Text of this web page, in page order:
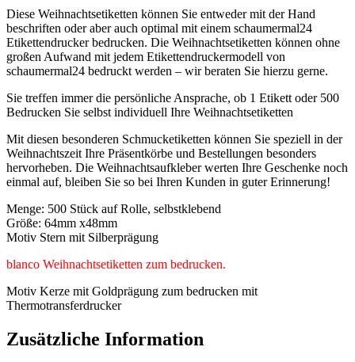
Diese Weihnachtsetiketten können Sie entweder mit der Hand
beschriften oder aber auch optimal mit einem schaumermal24
Etikettendrucker bedrucken. Die Weihnachtsetiketten können ohne
großen Aufwand mit jedem Etikettendruckermodell von
schaumermal24 bedruckt werden – wir beraten Sie hierzu gerne.
Sie treffen immer die persönliche Ansprache, ob 1 Etikett oder 500
Bedrucken Sie selbst individuell Ihre Weihnachtsetiketten
Mit diesen besonderen Schmucketiketten können Sie speziell in der
Weihnachtszeit Ihre Präsentkörbe und Bestellungen besonders
hervorheben. Die Weihnachtsaufkleber werten Ihre Geschenke noch
einmal auf, bleiben Sie so bei Ihren Kunden in guter Erinnerung!
Menge: 500 Stück auf Rolle, selbstklebend
Größe: 64mm x48mm
Motiv Stern mit Silberprägung
blanco Weihnachtsetiketten zum bedrucken.
Motiv Kerze mit Goldprägung zum bedrucken mit
Thermotransferdrucker
Zusätzliche Information